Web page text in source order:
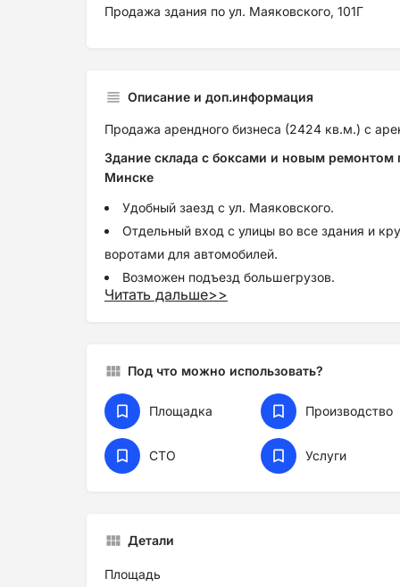
Продажа здания по ул. Маяковского, 101Г
Описание и доп.информация
Продажа арендного бизнеса (2424 кв.м.) с
Здание склада с боксами и новым ремонтом
Минске
Удобный заезд с ул. Маяковского.
Отдельный вход с улицы во все здания и
воротами для автомобилей.
Возможен подъезд большегрузов.
Высокие потолки (2,72 м. на 0 этаже и 4,14
Коммуникации:
электричество на 40 кВт (розетки 220 +
боксе + счетчики)
Отделка:
Установлены секционные ворота с дверьми
Читать дальше>>
Под что можно использовать?
Площадка Производство
СТО Услуги
Детали
Площадь